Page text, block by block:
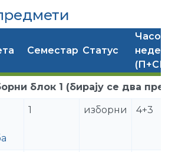
Семестар Статус
Часова
блок 1 (бирају се два
1 изборни 4+3